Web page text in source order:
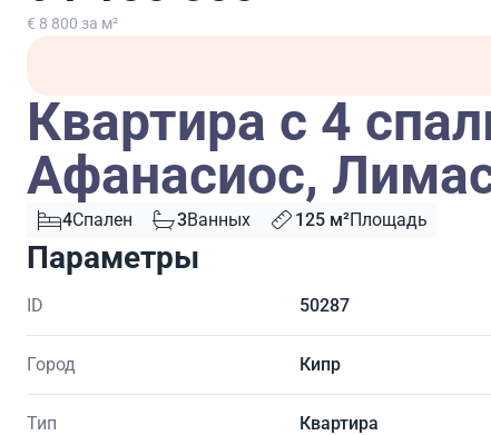
€ 8 800 за м²
Квартира с 4
Афанасиос,
4Спален 3Ванных 125 м²Площадь
Параметры
ID 50287
Город Кипр
Тип Квартира